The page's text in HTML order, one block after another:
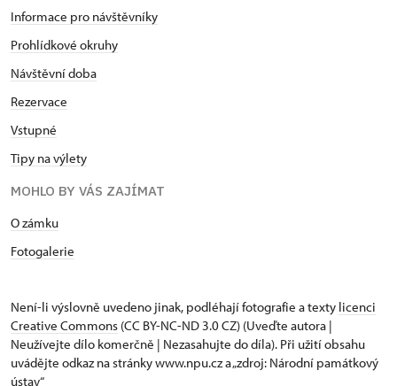
Informace pro návštěvníky
Prohlídkové okruhy
Návštěvní doba
Rezervace
Vstupné
Tipy na výlety
MOHLO BY VÁS ZAJÍMAT
O zámku
Fotogalerie
Není-li výslovně uvedeno jinak, podléhají fotografie a texty licenci
Creative Commons (CC BY-NC-ND 3.0 CZ) (Uveďte autora |
Neužívejte dílo komerčně | Nezasahujte do díla). Při užití obsahu
uvádějte odkaz na stránky www.npu.cz a „zdroj: Národní památkový
ústav“